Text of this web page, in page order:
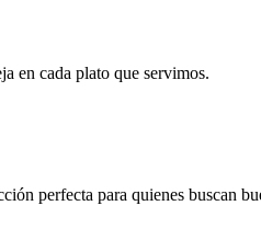
en cada plato que servimos.
perfecta para quienes buscan